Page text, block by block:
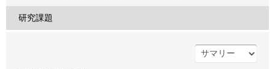
研究課題